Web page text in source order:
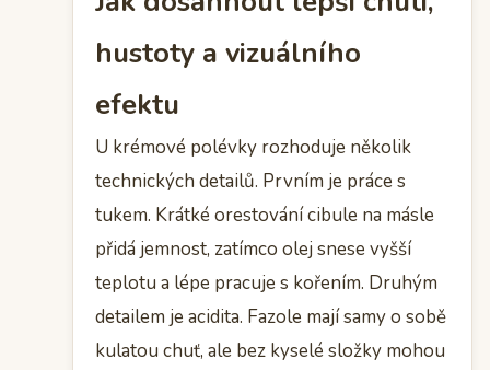
hustoty a vizuálního
efektu
U krémové polévky rozhoduje několik
technických detailů. Prvním je práce s
tukem. Krátké orestování cibule na másle
přidá jemnost, zatímco olej snese vyšší
teplotu a lépe pracuje s kořením. Druhým
detailem je acidita. Fazole mají samy o sobě
kulatou chuť, ale bez kyselé složky mohou